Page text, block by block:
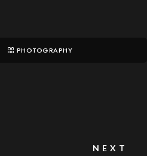
PHOTOGRAPHY
NEXT